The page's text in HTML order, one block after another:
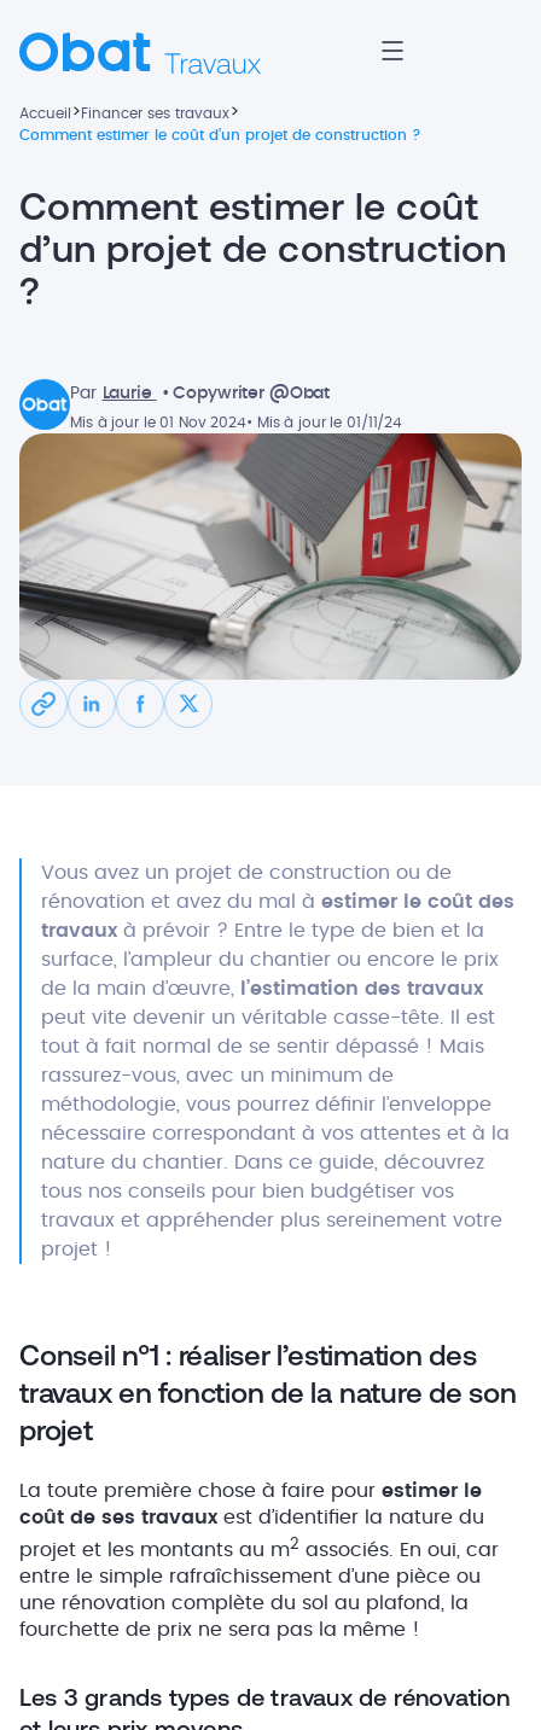
Accueil > Financer ses travaux>
Comment estimer le coût d’un projet de construction ?
Comment estimer le coût
d’un projet de construction
?
Par Laurie • Copywriter @Obat
Mis à jour le 01 Nov 2024• Mis à jour le 01/11/24
Vous avez un projet de construction ou de
rénovation et avez du mal à estimer le coût des
travaux à prévoir ? Entre le type de bien et la
surface, l’ampleur du chantier ou encore le prix
de la main d’œuvre,
l’estimation des travaux
peut vite devenir un véritable casse-tête. Il est
tout à fait normal de se sentir dépassé ! Mais
rassurez-vous, avec un minimum de
méthodologie, vous pourrez définir l’enveloppe
nécessaire correspondant à vos attentes et à la
nature du chantier. Dans ce guide, découvrez
tous nos conseils pour bien budgétiser vos
travaux et appréhender plus sereinement votre
projet !
Conseil n°1 : réaliser l’estimation des
travaux en fonction de la nature de son
projet
La toute première chose à faire pour estimer le
coût de ses travaux est d’identifier la nature du
projet et les montants au m2 associés. En oui, car
entre le simple rafraîchissement d’une pièce ou
une rénovation complète du sol au plafond, la
fourchette de prix ne sera pas la même !
Les 3 grands types de travaux de rénovation